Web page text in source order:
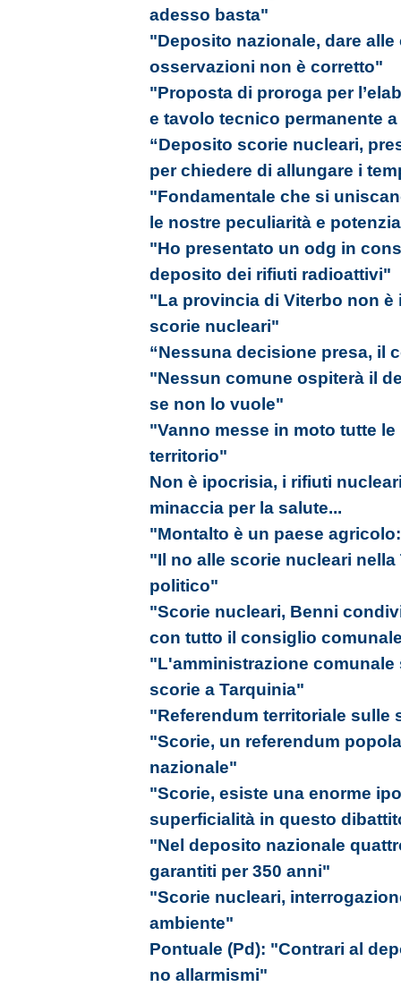
adesso basta"
"Deposito nazionale, dare
osservazioni non è corretto"
"Proposta di proroga per
e tavolo tecnico permanente
“Deposito scorie nucleari,
per chiedere di allungare i
"Fondamentale che si
le nostre peculiarità e
"Ho presentato un odg in
deposito dei rifiuti radioattivi"
"La provincia di Viterbo non
scorie nucleari"
“Nessuna decisione presa, il
"Nessun comune ospiterà il
se non lo vuole"
"Vanno messe in moto tutte
territorio"
Non è ipocrisia, i rifiuti
minaccia per la salute...
"Montalto è un paese
"Il no alle scorie nucleari
politico"
"Scorie nucleari, Benni
con tutto il consiglio
"L'amministrazione comunale
scorie a Tarquinia"
"Referendum territoriale sulle
"Scorie, un referendum
nazionale"
"Scorie, esiste una enorme
superficialità in questo
"Nel deposito nazionale
garantiti per 350 anni"
"Scorie nucleari,
ambiente"
Pontuale (Pd): "Contrari al
no allarmismi"